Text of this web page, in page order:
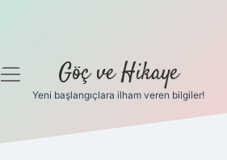
menüyü
Göç ve Hikaye
Yeni başlangıçlara ilham veren bilgiler!